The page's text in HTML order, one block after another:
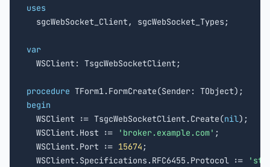
uses
sgcWebSocket_Client, sgcWebSocket_Types;
var
WSClient: TsgcWebSocketClient;
procedure
begin
WSClient := TsgcWebSocketClient.Create(nil);
  WSClient.Host :=
'broker.example.com' ;
  WSClient.Port :=
15674 ;
  WSClient.Specifications.RFC6455.Protocol :=